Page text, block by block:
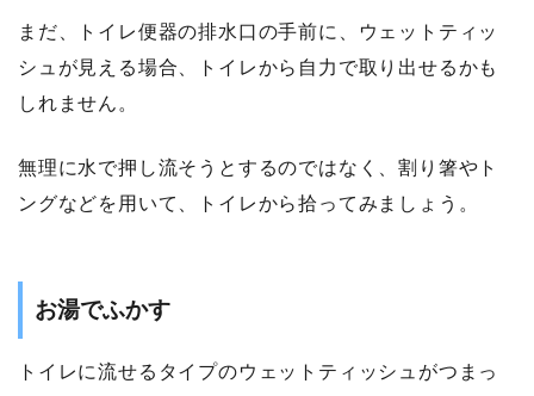
まだ、トイレ便器の排水口の手前に、ウェットティッ
シュが見える場合、トイレから自力で取り出せるかも
しれません。
無理に水で押し流そうとするのではなく、割り箸やト
ングなどを用いて、トイレから拾ってみましょう。
お湯でふかす
トイレに流せるタイプのウェットティッシュがつまっ